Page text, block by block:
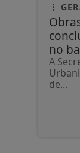
no
A
de...